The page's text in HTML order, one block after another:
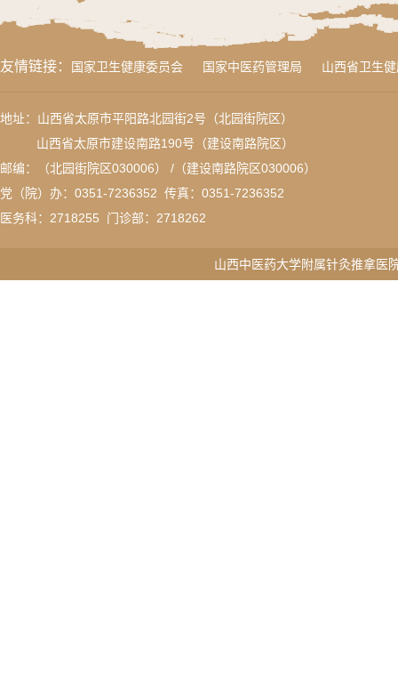
友情链接： 国家卫生健康委员会 国家中医药管理局 山西省卫生
地址：山西省太原市平阳路北园街2号（北园街院区）
山西省太原市建设南路190号（建设南路院区）
邮编：（北园街院区030006） /（建设南路院区030006）
党（院）办：0351-7236352 传真： 0351-7236352
医务科： 2718255 门诊部：2718262
山西中医药大学附属针灸推拿医